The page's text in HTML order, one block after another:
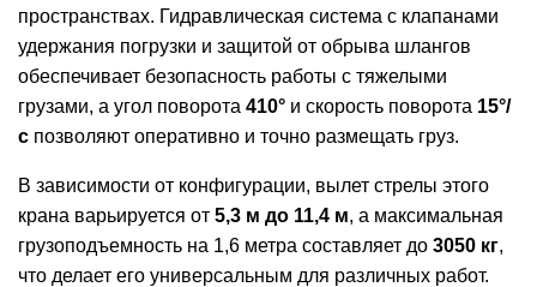
пространствах. Гидравлическая система с клапанами
удержания погрузки и защитой от обрыва шлангов
обеспечивает безопасность работы с тяжелыми
грузами, а угол поворота 410° и скорость поворота 15°/
с позволяют оперативно и точно размещать груз.
В зависимости от конфигурации, вылет стрелы этого
крана варьируется от 5,3 м до 11,4 м, а максимальная
грузоподъемность на 1,6 метра составляет до 3050 кг,
что делает его универсальным для различных работ.